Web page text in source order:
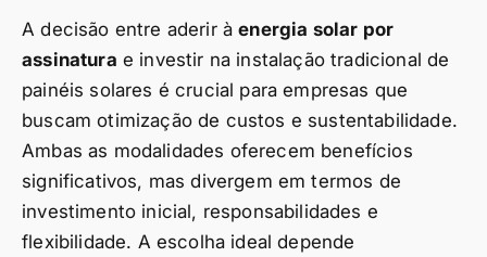
A decisão entre aderir àenergia solar por
assinatura e investir na instalação tradicional de
painéis solares é crucial para empresas que
buscam otimização de custos e sustentabilidade.
Ambas as modalidades oferecem benefícios
significativos, mas divergem em termos de
investimento inicial, responsabilidades e
flexibilidade. A escolha ideal depende